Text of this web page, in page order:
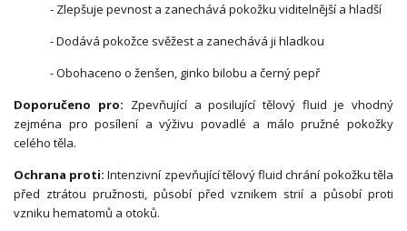
- Zlepšuje pevnost a zanechává pokožku viditelnější a hladší
- Dodává pokožce svěžest a zanechává ji hladkou
- Obohaceno o ženšen, ginko bilobu a černý pepř
Doporučeno pro: Zpevňující a posilující tělový fluid je vhodný
zejména pro posílení a výživu povadlé a málo pružné pokožky
celého těla.
Ochrana proti:Intenzivní zpevňující tělový fluid chrání pokožku těla
před ztrátou pružnosti, působí před vznikem strií a působí proti
vzniku hematomů a otoků.